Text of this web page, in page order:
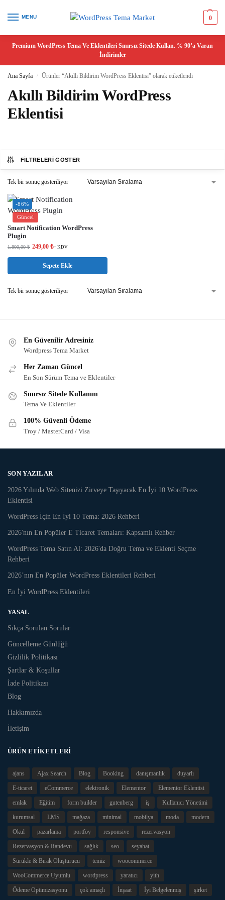
MENU 0
Premium WordPress Tema Ve Eklentileri Sınırsız Sitede Kullan. % 90’a Varan
İndirimler
Ana Sayfa / Ürünler “Akıllı Bildirim WordPress Eklentisi” olarak etiketlendi
Akıllı Bildirim WordPress
Eklentisi
FILTRELERI GÖSTER
Tek bir sonuç gösteriliyor
-86%
Güncel
Smart Notification WordPress
Plugin
1.800,00₺ 249,00 ₺+ KDV
Sepete Ekle
Tek bir sonuç gösteriliyor
En Güvenilir Adresiniz
Wordpress Tema Market
Her Zaman Güncel
En Son Sürüm Tema ve Eklentiler
Sınırsız Sitede Kullanım
Tema Ve Eklentiler
100% Güvenli Ödeme
Troy / MasterCard / Visa
SON YAZILAR
2026 Yılında Web Sitenizi Zirveye Taşıyacak En İyi 10 WordPress
Eklentisi
WordPress İçin En İyi 10 Tema: 2026 Rehberi
2026'nın En Popüler E Ticaret Temaları: Kapsamlı Rehber
WordPress Tema Satın Al: 2026'da Doğru Tema ve Eklenti Seçme
Rehberi
2026’nın En Popüler WordPress Eklentileri Rehberi
En İyi WordPress Eklentileri
YASAL
Sıkça Sorulan Sorular
Güncelleme Günlüğü
Gizlilik Politikası
Şartlar & Koşullar
İade Politikası
Blog
Hakkımızda
İletişim
ÜRÜN ETIKETLERI
ajans Ajax Search Blog Booking danışmanlık duyarlı
E-ticaret eCommerce elektronik Elementor Elementor Eklentisi
emlak Eğitim form builder gutenberg iş Kullanıcı Yönetimi
kurumsal LMS mağaza minimal mobilya moda modern
Okul pazarlama portföy responsive rezervasyon
Rezervasyon & Randevu sağlık seo seyahat
Sürükle & Bırak Oluşturucu temiz woocommerce
WooCommerce Uyumlu wordpress yaratıcı yith
Ödeme Optimizasyonu çok amaçlı İnşaat İyi Belgelenmiş şirket